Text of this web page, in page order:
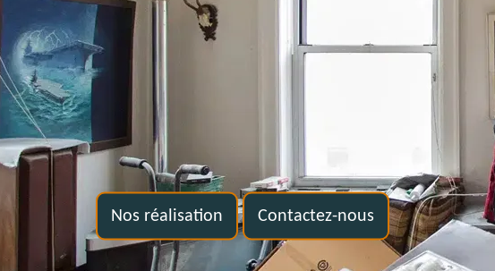
Nos réalisation Contactez-nous